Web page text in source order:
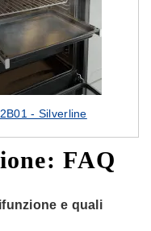
- Silverline
FAQ
e quali